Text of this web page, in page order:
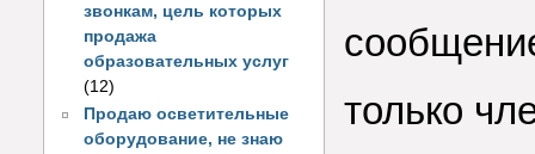
звонкам, цель которых
продажа
образовательных услуг
(12)
Продаю осветительные
оборудование, не знаю
только